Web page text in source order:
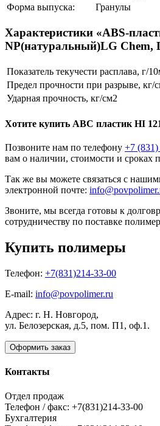
Форма выпуска:
Гранулы
Характеристики «ABS-
NP(натуральный)LG Chem,
Показатель текучести расплава, г/
Предел прочности при разрыве, кг/
Ударная прочность, кг/см2
Хотите купить ABC пластик HI
Позвоните нам по телефону +7
вам о наличии, стоимости и сроках
Так же вы можете связаться с
электронной почте:
Звоните, мы всегда готовы к
сотрудничеству по поставке
Купить полимеры
Телефон: +7(831)214-33-00
E-mail: info@povpolimer.ru
Адрес: г. Н. Новгород,
ул. Белозерская, д.5, пом. П1, оф.1.
Оформить заказ
Контакты
Отдел продаж
Телефон / факс: +7(831)214-33-00
Бухгалтерия